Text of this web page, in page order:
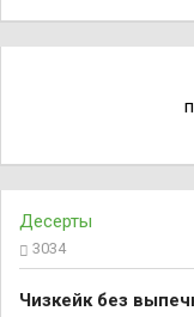
Десерты
3034
Чизкейк без